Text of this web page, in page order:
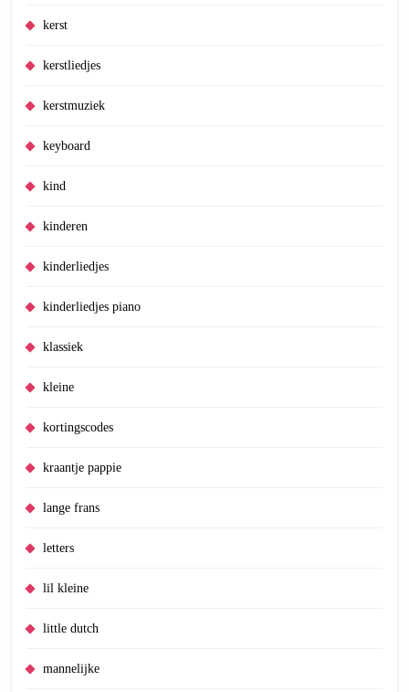
kerst
kerstliedjes
kerstmuziek
keyboard
kind
kinderen
kinderliedjes
kinderliedjes piano
klassiek
kleine
kortingscodes
kraantje pappie
lange frans
letters
lil kleine
little dutch
mannelijke